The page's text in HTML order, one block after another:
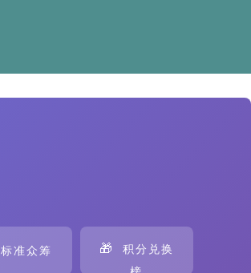
标准众筹 🎁
积分兑换